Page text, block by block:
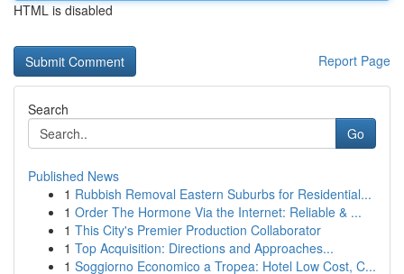
HTML is disabled
Report Page
Search
Go
Published News
1 Rubbish Removal Eastern Suburbs for Residential...
1 Order The Hormone Via the Internet: Reliable & ...
1 This City's Premier Production Collaborator
1 Top Acquisition: Directions and Approaches...
1 Soggiorno Economico a Tropea: Hotel Low Cost, C...